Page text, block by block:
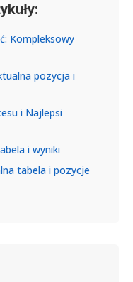
Kompleksowy
pozycja i
i Najlepsi
i wyniki
tabela i pozycje